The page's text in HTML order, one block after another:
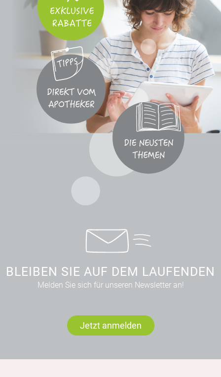
BLEIBEN SIE AUF DEM LAUFENDEN
Melden Sie sich für unseren Newsletter an!
Jetzt anmelden